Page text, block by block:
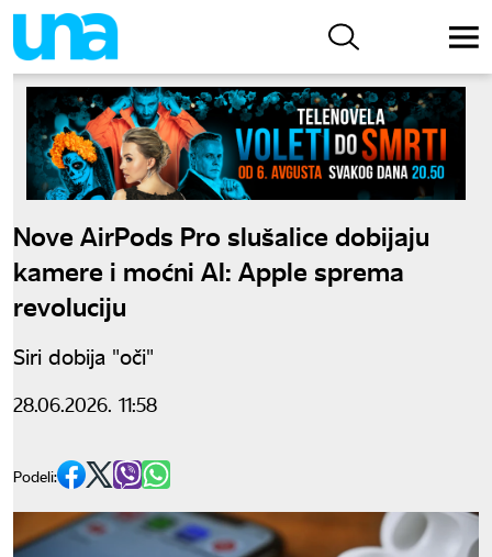
Nove AirPods Pro slušalice dobijaju
kamere i moćni AI: Apple sprema
revoluciju
Siri dobija "oči"
28.06.2026. 11:58
Podeli: